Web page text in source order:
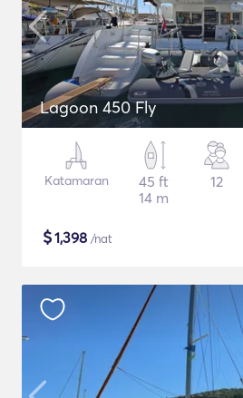
Lagoon 450 Fly
Katamaran
45 ft
14 m
12
$1,398 /nat